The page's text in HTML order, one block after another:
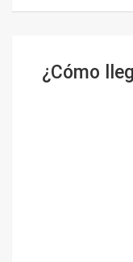
¿Cómo